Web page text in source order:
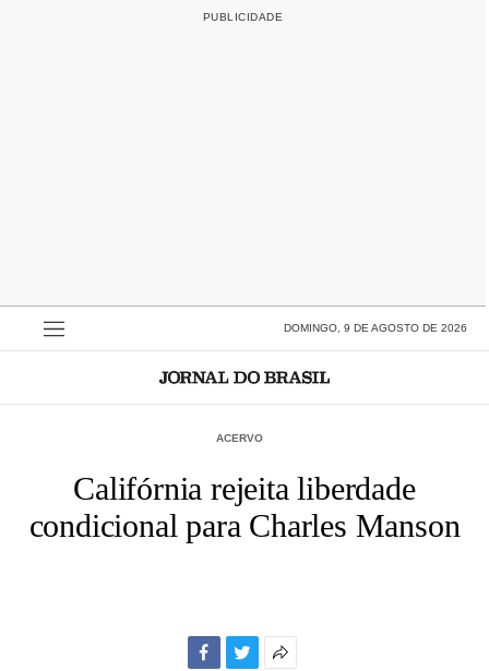
DOMINGO, 9 DE AGOSTO DE 2026
ACERVO
Califórnia rejeita liberdade
condicional para Charles Manson